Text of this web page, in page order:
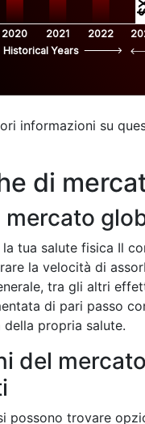
2020 2021 2022
Historical Years
informazioni su
di
mercato
tua salute fisica Il
la velocità di
tra gli altri
di pari passo
propria salute.
del
possono trovare